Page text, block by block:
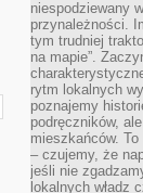
niespodziewany
przynależności.
tym trudniej
na mapie”.
rytm lokalnych
poznajemy
podręczników,
mieszkańców.
– czujemy, że
jeśli nie
lokalnych władz